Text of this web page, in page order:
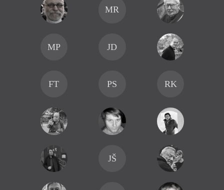
MR
MP JD
FT PS RK
JŠ